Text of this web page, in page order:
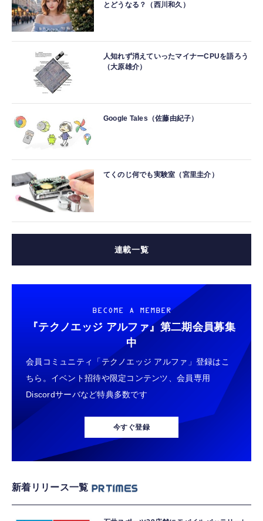
とどうなる？（西川和久）
人知れず消えていったマイナーCPUを語ろう
（大原雄介）
Google Tales（佐藤由紀子）
てくのじ何でも実験室（宮里圭介）
連載一覧
BECOME A MEMBER
『テクノエッジ アルファ』 第二期会員募集
中
会員コミュニティ「テクノエッジ アルファ」登録はこ
ちら。イベント招待や限定コンテンツ、会員専用
Discordサーバなど特典多数です
今すぐ登録
新着リリース一覧